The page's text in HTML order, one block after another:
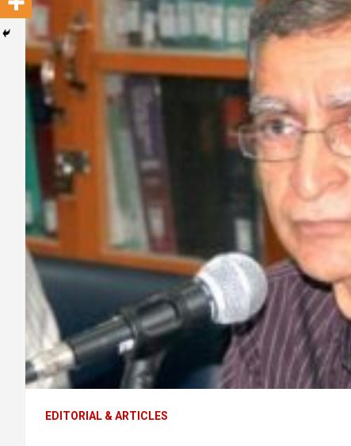
EDITORIAL & ARTICLES